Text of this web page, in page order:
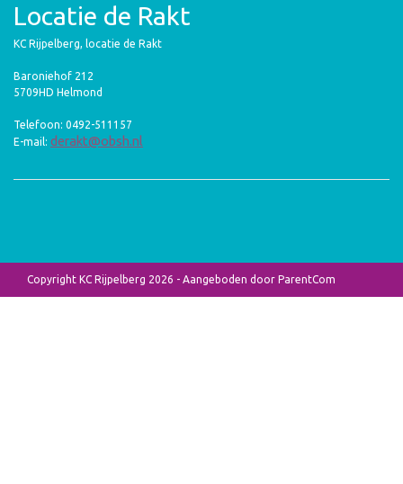
Locatie de Rakt
KC Rijpelberg, locatie de Rakt
Baroniehof 212
5709HD Helmond
Telefoon: 0492-511157
E-mail: derakt@obsh.nl
Copyright KC Rijpelberg 2026 - Aangeboden door ParentCom